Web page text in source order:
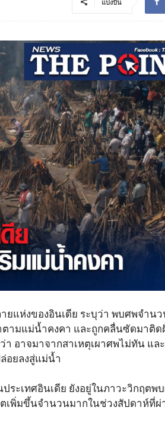
แบ่งปัน
ยแห่งของอินเดีย ระบุว่า พบศพจำน
ตามแม่น้ำคงคา และถูกคลื่นซัดมาติด
อาจมาจากสาเหตุเผาศพไม่ทัน แล
อยลงสู่แม่น้ำ
ระเทศอินเดีย ยังอยู่ในภาวะวิกฤตพ
เพิ่มขึ้นจำนวนมากในช่วงสัปดาห์ที่ผ่